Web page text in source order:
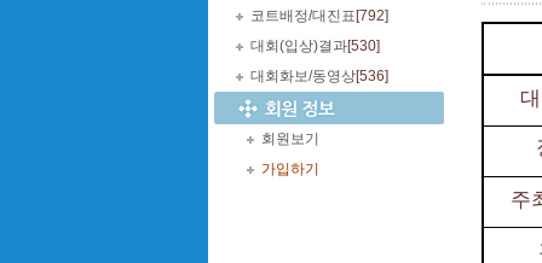
코트배정/대진표 [792]
대회(입상)결과[530]
대회화보/동영상[536]
회원보기
가입하기
주